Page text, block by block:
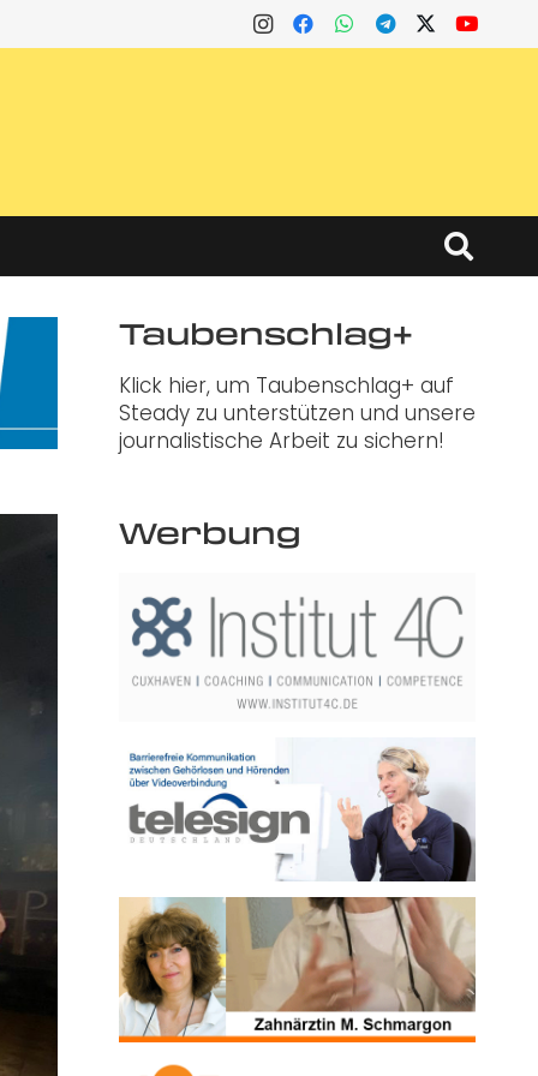
Taubenschlag+
Klick hier, um Taubenschlag+ auf
Steady zu unterstützen und unsere
journalistische Arbeit zu sichern!
Werbung